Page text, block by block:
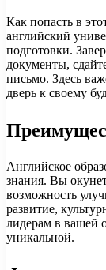
Как попасть в
английский
подготовки.
документы,
письмо. Здесь
дверь к своему
Английское
знания. Вы
возможность
развитие,
лидерам в вашей
уникальной.